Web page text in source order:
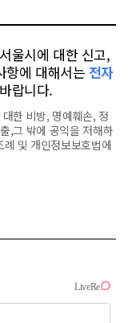
울시에 대한 신고,
항에 대해서는 전자
랍니다.
한 비방, 명예훼손, 정
,그 밖에 공익을 저해하
및 개인정보보호법에